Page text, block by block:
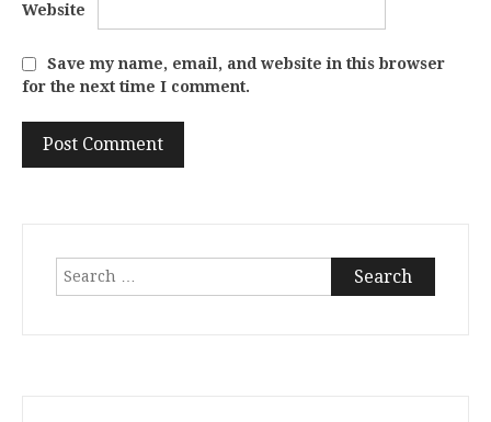
Website
Save my name, email, and website in this browser
for the next time I comment.
Search